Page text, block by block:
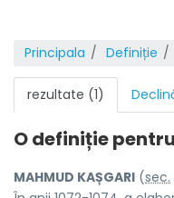
Principala Definiție
rezultate (1)
O definiție pentru
MAHMUD KAȘGARI (sec.